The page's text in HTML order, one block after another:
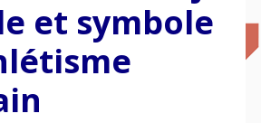
et symbole